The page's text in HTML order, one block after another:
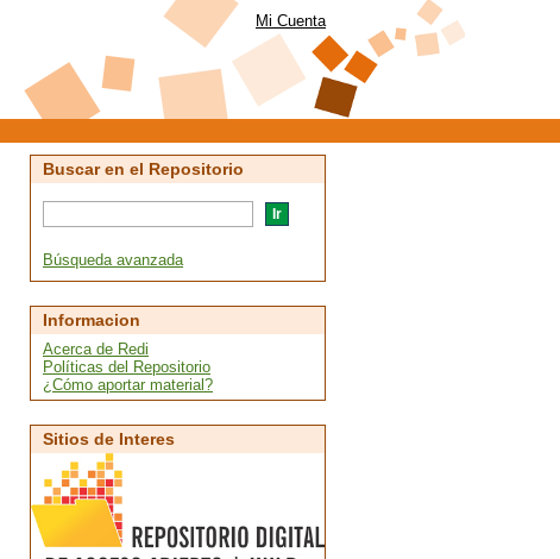
Mi Cuenta
Buscar en el Repositorio
Búsqueda avanzada
Informacion
Acerca de Redi
Políticas del Repositorio
¿Cómo aportar material?
Sitios de Interes